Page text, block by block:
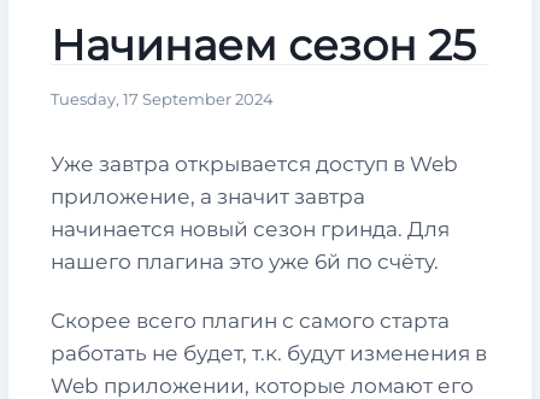
Начинаем сезон 25
Tuesday, 17 September 2024
Уже завтра открывается доступ в Web
приложение, а значит завтра
начинается новый сезон гринда. Для
нашего плагина это уже 6й по счёту.
Скорее всего плагин с самого старта
работать не будет, т.к. будут изменения в
Web приложении, которые ломают его